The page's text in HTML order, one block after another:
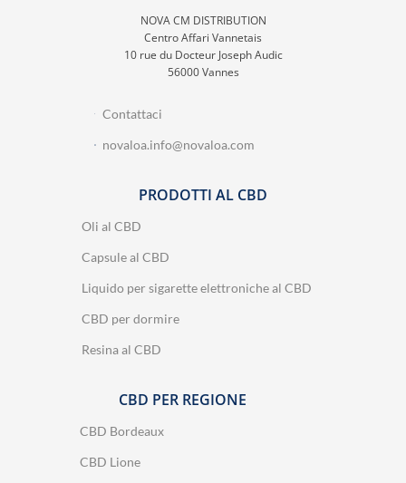
NOVA CM DISTRIBUTION
Centro Affari Vannetais
10 rue du Docteur Joseph Audic
56000 Vannes
Contattaci
novaloa.info@novaloa.com
PRODOTTI AL CBD
Oli al CBD
Capsule al CBD
Liquido per sigarette elettroniche al CBD
CBD per dormire
Resina al CBD
CBD PER REGIONE
CBD Bordeaux
CBD Lione